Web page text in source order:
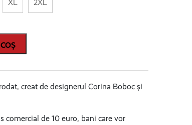
XL 2XL
creat de designerul Corina Boboc și
comercial de 10 euro, bani care vor